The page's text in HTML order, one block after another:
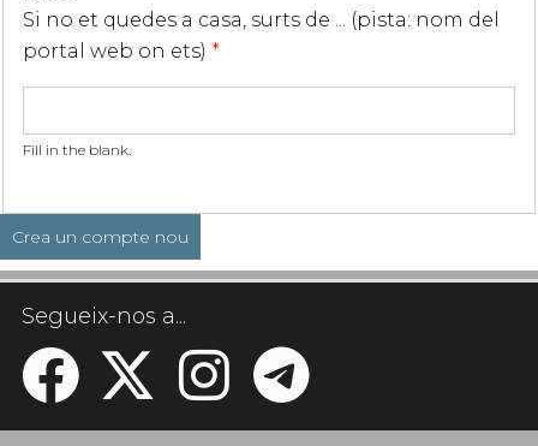
Si no et quedes a casa, surts de ... (pista: nom del
portal web on ets) *
Fill in the blank.
Segueix-nos a...